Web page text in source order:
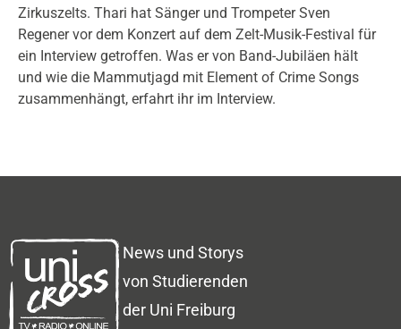
Zirkuszelts. Thari hat Sänger und Trompeter Sven
Regener vor dem Konzert auf dem Zelt-Musik-Festival für
ein Interview getroffen. Was er von Band-Jubiläen hält
und wie die Mammutjagd mit Element of Crime Songs
zusammenhängt, erfahrt ihr im Interview.
News und Storys
von Studierenden
der Uni Freiburg